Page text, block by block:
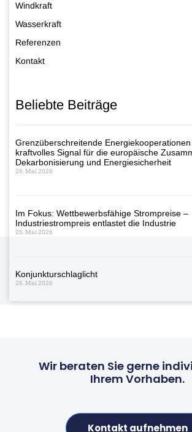
Windkraft
Wasserkraft
Referenzen
Kontakt
Beliebte Beiträge
Grenzüberschreitende
kraftvolles Signal für die europäische
Dekarbonisierung und Energiesicherheit
26. Mai 2026
Im Fokus: Wettbewerbsfähige Strompreise –
Industriestrompreis entlastet die Industrie
26. Mai 2026
Konjunkturschlaglicht
26. Mai 2026
Wir beraten Sie gerne
Ihrem Vorhaben.
Kontakt aufnehmen